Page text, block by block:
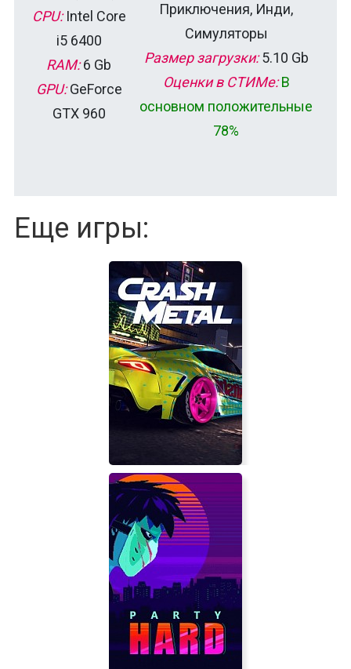
CPU:Intel Core
i5 6400
RAM:6 Gb
GPU:GeForce
GTX 960
Приключения, Инди,
Симуляторы
Размер загрузки:5.10 Gb
Оценки в СТИМе: В
основном положительные
78%
Еще игры:
CrashMetal - Cyberpunk